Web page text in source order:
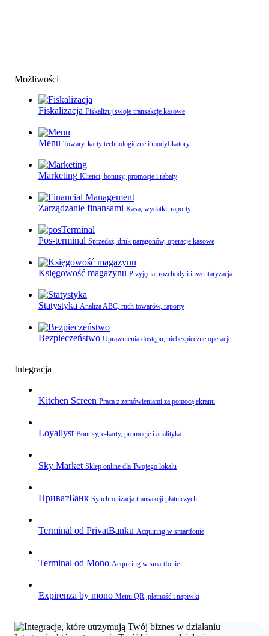
Możliwości
Fiskalizacja Fiskalizuj swoje transakcje kasowe
Menu Towary, karty technologiczne i modyfikatory
Marketing Klienci, bonusy, promocje i rabaty
Zarządzanie finansami Kasa, wydatki, raporty
Pos-terminal Sprzedaż, druk paragonów, operacje kasowe
Księgowość magazynu Przyjęcia, rozchody i inwentaryzacja
Statystyka Analiza ABC, ruch towarów, raporty
Bezpieczeństwo Uprawnienia dostępu, niebezpieczne operacje
Integracja
Kitchen Screen Praca z zamówieniami za pomocą ekranu
Loyallyst Bonusy, e‑karty, promocje i analityka
Sky Market Sklep online dla Twojego lokalu
ПриватБанк Synchronizacja transakcji płatniczych
Terminal od PrivatBanku Acquiring w smartfonie
Terminal od Mono Acquiring w smartfonie
Expirenza by mono Menu QR, płatność i napiwki